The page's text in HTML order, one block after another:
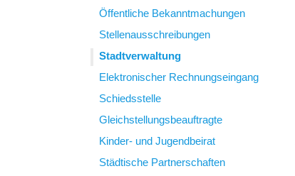
Öffentliche Bekanntmachungen
Stellenausschreibungen
Stadtverwaltung
Elektronischer Rechnungseingang
Schiedsstelle
Gleichstellungsbeauftragte
Kinder- und Jugendbeirat
Städtische Partnerschaften